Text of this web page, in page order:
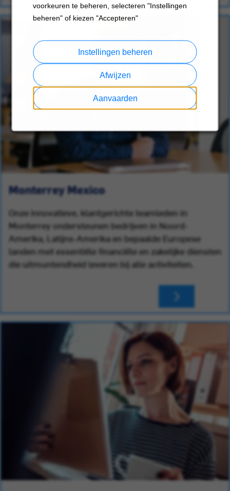
voorkeuren te beheren, selecteren "Instellingen
beheren" of kiezen "Accepteren"
Aanvaarden
Afwijzen
Instellingen beheren
Monterrey Mexico
Onze innovatieve, klantgerichte teamleden in
Monterrey ondersteunen bedrijven in Noord-
Amerika, Latijns-Amerika en bepaalde Europese
landen met essentiële financiële en zakelijke diensten
die uitmuntendheid leveren bij alle activiteiten.